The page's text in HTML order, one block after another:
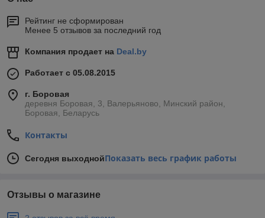
Рейтинг не сформирован
Менее 5 отзывов за последний год
Компания продает на Deal.by
Работает с 05.08.2015
г. Боровая
деревня Боровая, 3, Валерьяново, Минский район,
Боровая, Беларусь
Контакты
Сегодня выходнойПоказать весь график работы
Отзывы о магазине